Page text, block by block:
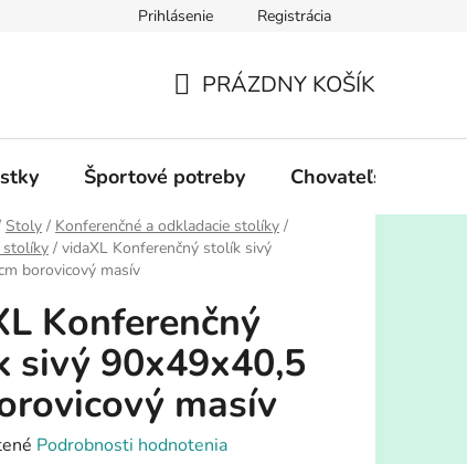
Prihlásenie Registrácia
KOŠÍK
PRÁZDNY KOŠÍK
Športové potreby Chovateľské
Stoly / Konferenčné a odkladacie stolíky /
stolíky / vidaXL Konferenčný stolík sivý
borovicový masív
Konferenčný
sivý 90x49x40,5
masív
Podrobnosti hodnotenia